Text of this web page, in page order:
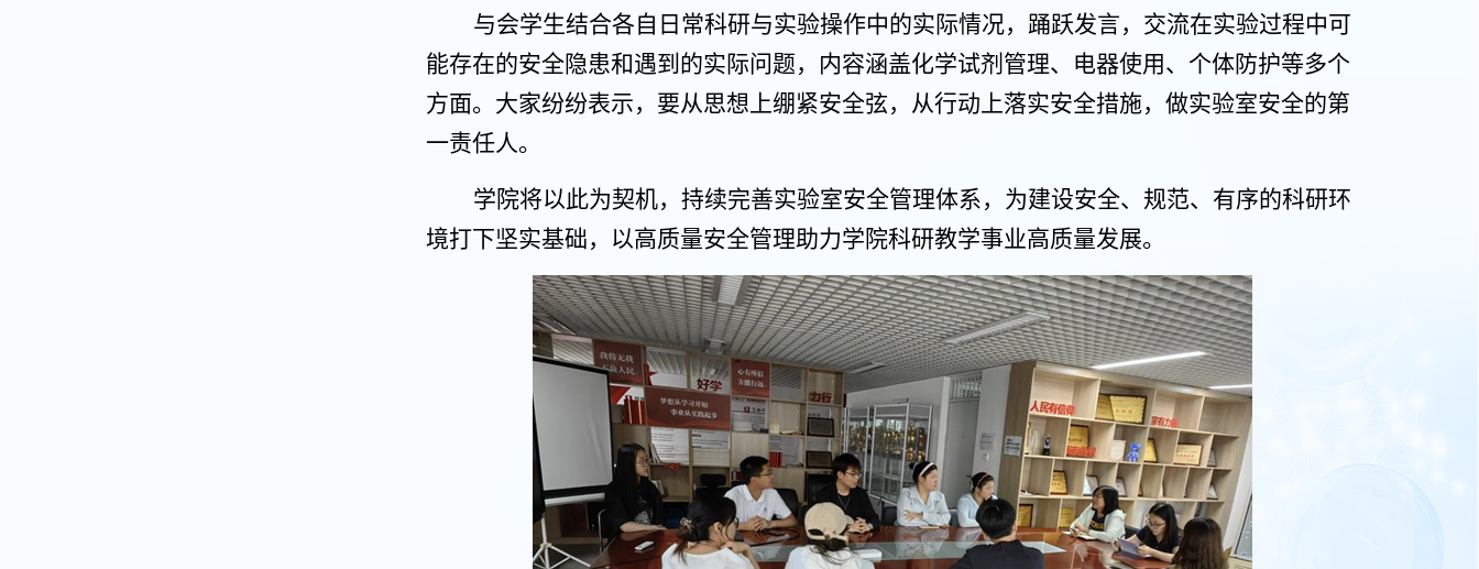
与会学生结合各自日常科研与实验操作中的实际情况，踊跃发言，交流在实验过程中可
能存在的安全隐患和遇到的实际问题，内容涵盖化学试剂管理、电器使用、个体防护等多个
方面。大家纷纷表示，要从思想上绷紧安全弦，从行动上落实安全措施，做实验室安全的第
一责任人。
学院将以此为契机，持续完善实验室安全管理体系，为建设安全、规范、有序的科研环
境打下坚实基础，以高质量安全管理助力学院科研教学事业高质量发展。